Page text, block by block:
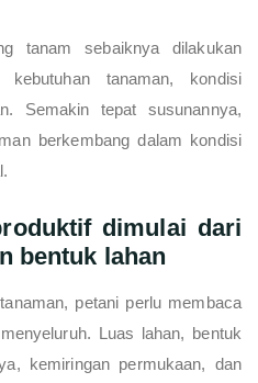
tanam sebaiknya dilakukan
kebutuhan tanaman, kondisi
Semakin tepat susunannya,
berkembang dalam kondisi
dimulai dari
bentuk lahan
petani perlu membaca
Luas lahan, bentuk
kemiringan permukaan, dan